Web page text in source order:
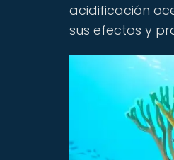
acidificación
sus efectos y